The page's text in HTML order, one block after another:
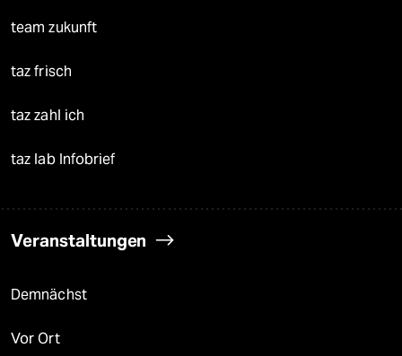
team zukunft
taz frisch
taz zahl ich
taz lab Infobrief
Veranstaltungen
Demnächst
Vor Ort